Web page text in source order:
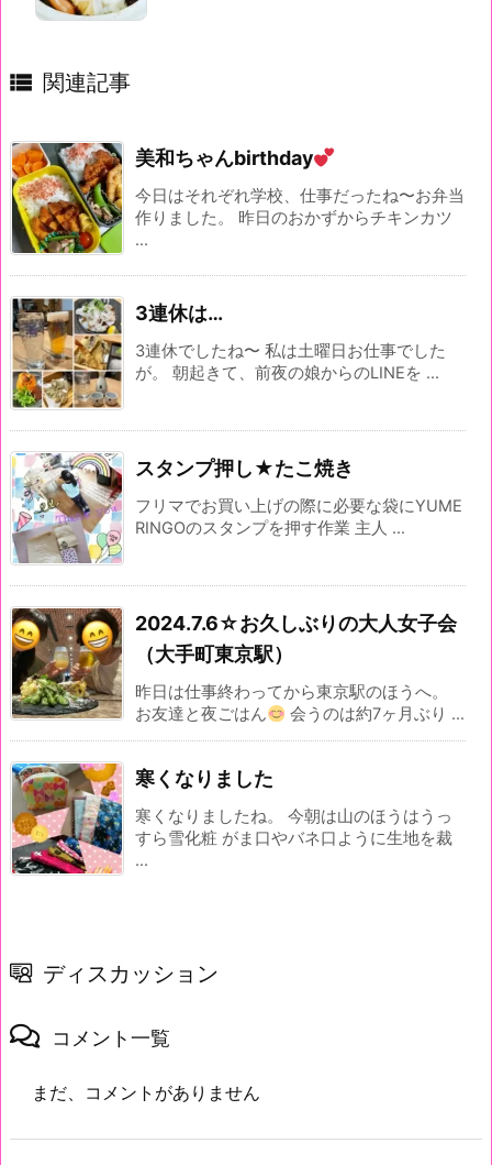
 関連記事
美和ちゃんbirthday
今日はそれぞれ学校、仕事だったね〜お弁当
作りました。 昨日のおかずからチキンカツ
...
3連休は…
3連休でしたね〜 私は土曜日お仕事でした
が。 朝起きて、前夜の娘からのLINEを ...
スタンプ押し★たこ焼き
フリマでお買い上げの際に必要な袋にYUME
RINGOのスタンプを押す作業 主人 ...
2024.7.6☆お久しぶりの大人女子会
（大手町東京駅）
昨日は仕事終わってから東京駅のほうへ。
お友達と夜ごはん
会うのは約7ヶ月ぶり ...
寒くなりました
寒くなりましたね。 今朝は山のほうはうっ
すら雪化粧 がま口やバネ口ように生地を裁
...
ディスカッション
コメント一覧
まだ、コメントがありません